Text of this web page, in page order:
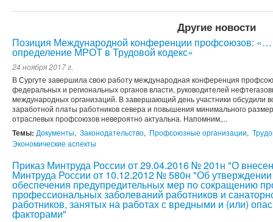
Другие новости
Позиция Международной конференции профсоюзов: «…
определение МРОТ в Трудовой кодекс»
24 ноября 2017 г.
В Сургуте завершила свою работу международная конференция
федеральных и региональных органов власти, руководителей
международных организаций. В завершающий день участники обсудили
заработной платы работников севера и повышения минимального
отраслевых профсоюзов невероятно актуальна. Напомним,...
Темы: Документы, Законодательство, Профсоюзные организации,
Экономические аспекты
Приказ Минтруда России от 29.04.2016 № 201н "О
Минтруда России от 10.12.2012 № 580н "Об
обеспечения предупредительных мер по сокращению
профессиональных заболеваний работников и
работников, занятых на работах с вредными и (или)
факторами"